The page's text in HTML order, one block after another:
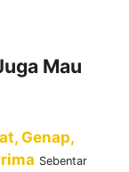
Mau
Genap,
Sebentar